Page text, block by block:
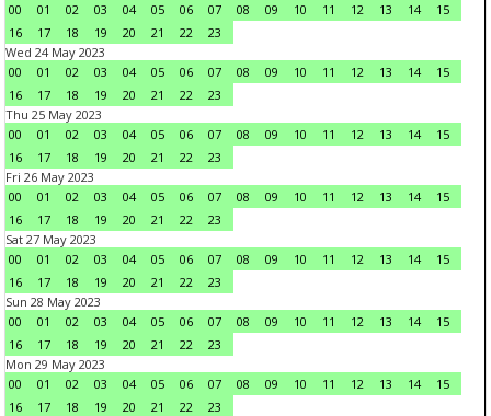
00
01 02 03 04 05 06 07 08 09 10 11 12 13 14
15
16
17 18 19 20 21 22
23
Wed 24 May 2023
00
01 02 03 04 05 06 07 08 09 10 11 12 13 14
15
16
17 18 19 20 21 22
23
Thu 25 May 2023
00
01 02 03 04 05 06 07 08 09 10 11 12 13 14
15
16
17 18 19 20 21 22
23
Fri 26 May 2023
00
01 02 03 04 05 06 07 08 09 10 11 12 13 14
15
16
17 18 19 20 21 22
23
Sat 27 May 2023
00
01 02 03 04 05 06 07 08 09 10 11 12 13 14
15
16
17 18 19 20 21 22
23
Sun 28 May 2023
00
01 02 03 04 05 06 07 08 09 10 11 12 13 14
15
16
17 18 19 20 21 22
23
Mon 29 May 2023
00
01 02 03 04 05 06 07 08 09 10 11 12 13 14
15
16
17 18 19 20 21 22
23